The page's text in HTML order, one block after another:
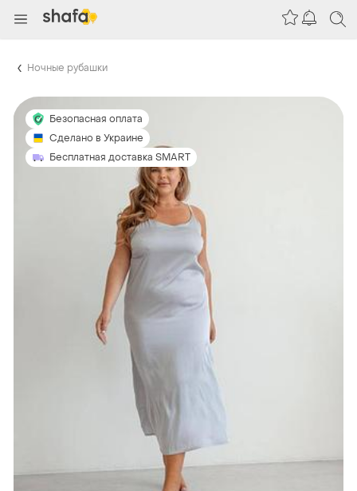
Ночные рубашки
Безопасная оплата
Сделано в Украине
Бесплатная доставка SMART